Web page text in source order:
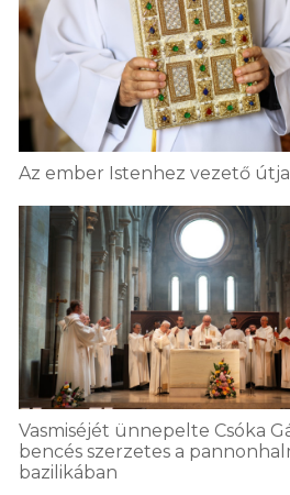
Az ember Istenhez vezető útja
Vasmiséjét ünnepelte Csóka
bencés szerzetes a
bazilikában